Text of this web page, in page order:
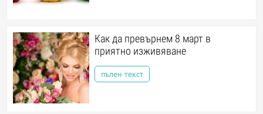
Как да превърнем 8 март в
приятно изживяване
пълен текст